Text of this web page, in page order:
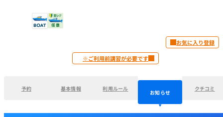
お気に入り登録
※ご利用前講習が必要です
予約 基本情報 利用ルール
お知らせ
クチコミ